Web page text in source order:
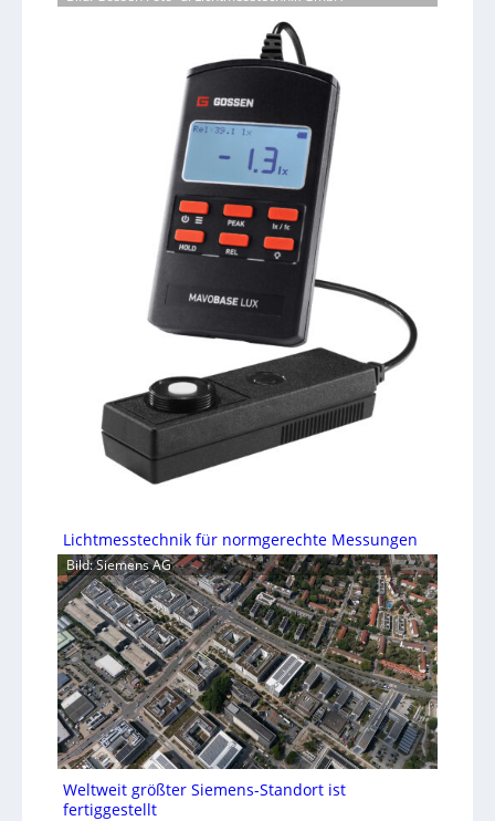
Lichtmesstechnik für normgerechte Messungen
Bild: Siemens AG
Weltweit größter Siemens-Standort ist
fertiggestellt